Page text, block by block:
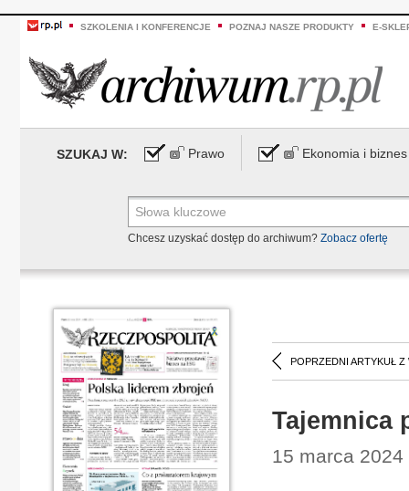
SZKOLENIA I KONFERENCJE POZNAJ NASZE PRODUKTY E-
SZUKAJ W: Prawo Ekonomia i biznes
Chcesz uzyskać dostęp do archiwum? Zobacz ofertę
POPRZEDNI ARTYKUŁ Z
Tajemnica
15 marca 2024